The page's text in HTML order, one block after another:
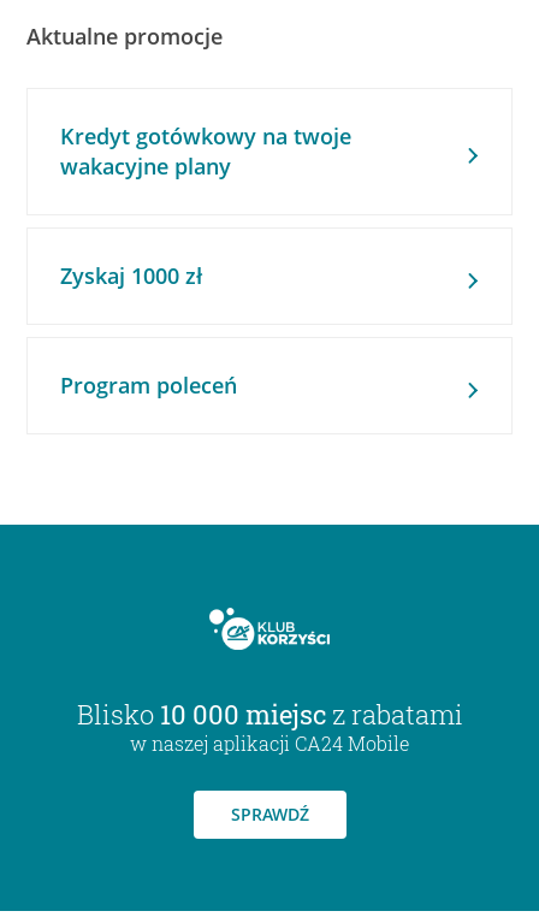
Aktualne promocje
Kredyt gotówkowy na twoje
wakacyjne plany
Zyskaj 1000 zł
Program poleceń
Blisko 10 000 miejsc z rabatami
w naszej aplikacji CA24 Mobile
SPRAWDŹ